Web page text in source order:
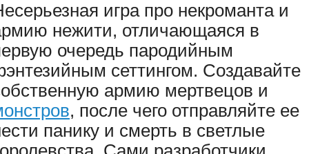
игра про некроманта и
нежити, отличающаяся в
очередь пародийным
сеттингом. Создавайте
армию мертвецов и
, после чего отправляйте ее
панику и смерть в светлые